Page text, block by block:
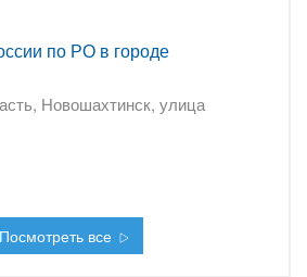
по РО в городе
Новошахтинск, улица
Посмотреть все